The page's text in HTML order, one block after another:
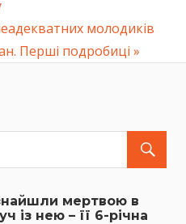
молодиків
Перші подробиці
мертвою в
із нею – її 6-річна